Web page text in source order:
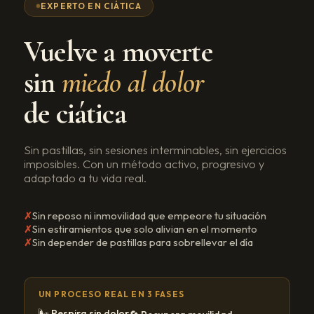
EXPERTO EN CIÁTICA
Vuelve a moverte
sin miedo al dolor
de ciática
Sin pastillas, sin sesiones interminables, sin ejercicios
imposibles. Con un método activo, progresivo y
adaptado a tu vida real.
Sin reposo ni inmovilidad que empeore tu situación
Sin estiramientos que solo alivian en el momento
Sin depender de pastillas para sobrellevar el día
UN PROCESO REAL EN 3 FASES